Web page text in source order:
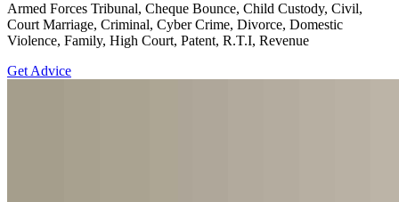
Armed Forces Tribunal, Cheque Bounce, Child Custody, Civil,
Court Marriage, Criminal, Cyber Crime, Divorce, Domestic
Violence, Family, High Court, Patent, R.T.I, Revenue
Get Advice